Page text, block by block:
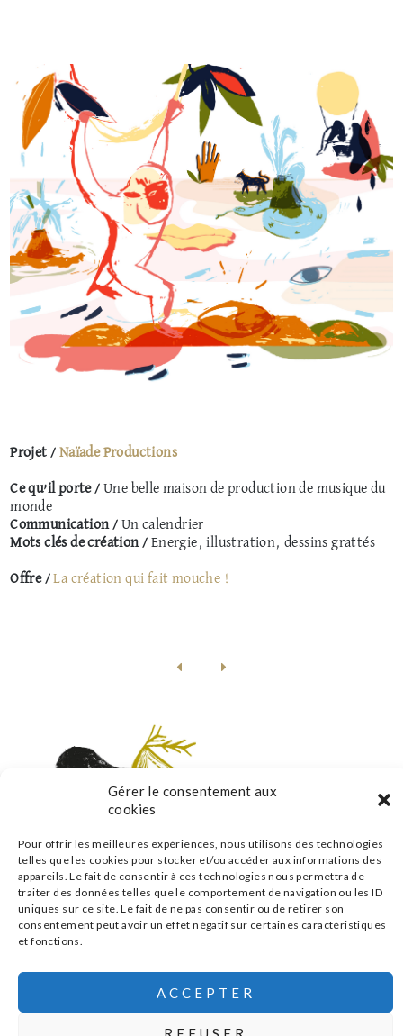
Gérer le consentement aux
cookies
Pour offrir les meilleures expériences, nous utilisons des technologies
telles que les cookies pour stocker et/ou accéder aux informations des
appareils. Le fait de consentir à ces technologies nous permettra de
traiter des données telles que le comportement de navigation ou les ID
uniques sur ce site. Le fait de ne pas consentir ou de retirer son
consentement peut avoir un effet négatif sur certaines caractéristiques
et fonctions.
ACCEPTER
Projet / Naïade Productions
Ce qu’il porte /Une belle maison de production de musique du
monde
Communication / Un calendrier
Mots clés de création / Energie, illustration, dessins grattés
Offre / La création qui fait mouche !
s'inscrire à la newsletter
|POLITIQUE DE CONFIDENTIALITÉ
CONCEPTION :AFA-MULTIMEDIA
© 2026 ATELIERS SAUVAGES